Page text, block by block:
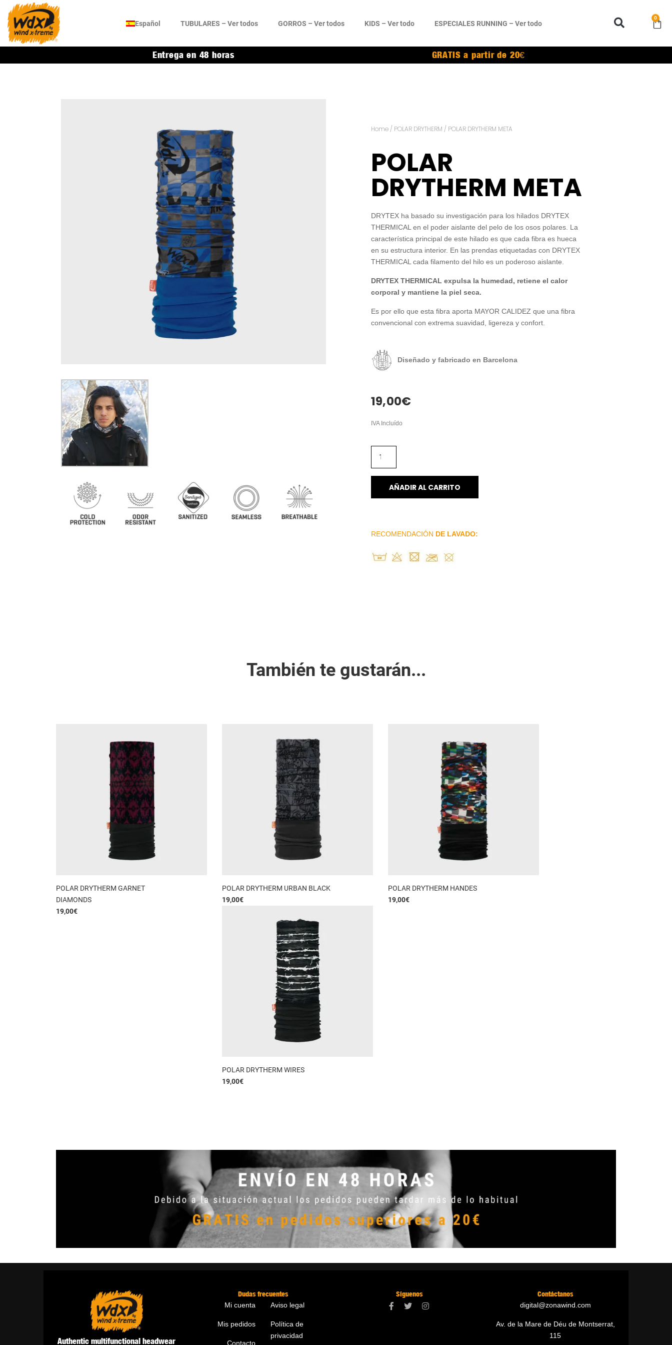
Español TUBULARES – Ver todos GORROS – Ver todos KIDS – Ver todo ESPECIALES RUNNING – Ver todo
0
Entrega en 48 horas GRATIS a partir de 20€
Home / POLAR DRYTHERM / POLAR DRYTHERM META
POLAR
DRYTHERM META
DRYTEX ha basado su investigación para los hilados DRYTEX
THERMICAL en el poder aislante del pelo de los osos polares. La
característica principal de este hilado es que cada fibra es hueca
en su estructura interior. En las prendas etiquetadas con DRYTEX
THERMICAL cada filamento del hilo es un poderoso aislante.
DRYTEX THERMICAL expulsa la humedad, retiene el calor
corporal y mantiene la piel seca.
Es por ello que esta fibra aporta MAYOR CALIDEZ que una fibra
convencional con extrema suavidad, ligereza y confort.
Diseñado y fabricado en Barcelona
19,00€
IVA Incluído
AÑADIR AL CARRITO
RECOMENDACIÓN DE LAVADO:
También te gustarán...
POLAR DRYTHERM GARNET
DIAMONDS
19,00€
POLAR DRYTHERM URBAN BLACK
19,00€
POLAR DRYTHERM HANDES
19,00€
POLAR DRYTHERM WIRES
19,00€
Authentic multifunctional headwear
Dudas frecuentes
Mi cuenta
Mis pedidos
Contacto
Aviso legal
Política de
privacidad
Síguenos Contáctanos
digital@zonawind.com
Av. de la Mare de Déu de Montserrat,
115